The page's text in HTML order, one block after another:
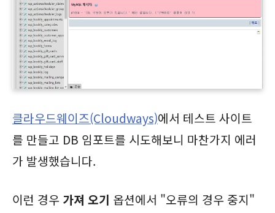
클라우드웨이즈(Cloudways)에서 테스트 사이트
를 만들고 DB 임포트를 시도해보니 마찬가지 에러
가 발생했습니다.
이런 경우 가져 오기 옵션에서 "오류의 경우 중지"